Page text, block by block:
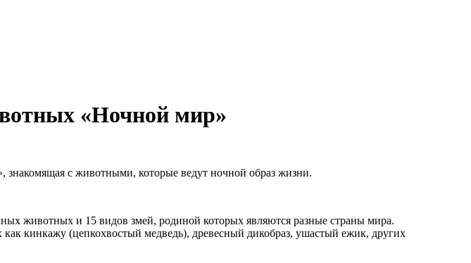
«Ночной мир»
знакомящая с животными, которые ведут ночной образ жизни.
животных и 15 видов змей, родиной которых являются разные страны мира.
кинкажу (цепкохвостый медведь), древесный дикобраз, ушастый ежик, других